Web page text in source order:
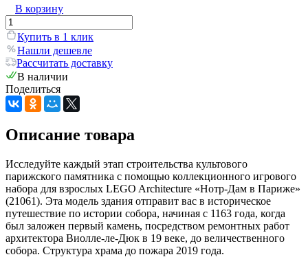
В корзину
Купить в 1 клик
Нашли дешевле
Рассчитать доставку
В наличии
Поделиться
Описание товара
Исследуйте каждый этап строительства культового
парижского памятника с помощью коллекционного игрового
набора для взрослых LEGO Architecture «Нотр-Дам в Париже»
(21061). Эта модель здания отправит вас в историческое
путешествие по истории собора, начиная с 1163 года, когда
был заложен первый камень, посредством ремонтных работ
архитектора Виолле-ле-Дюк в 19 веке, до величественного
собора. Структура храма до пожара 2019 года.